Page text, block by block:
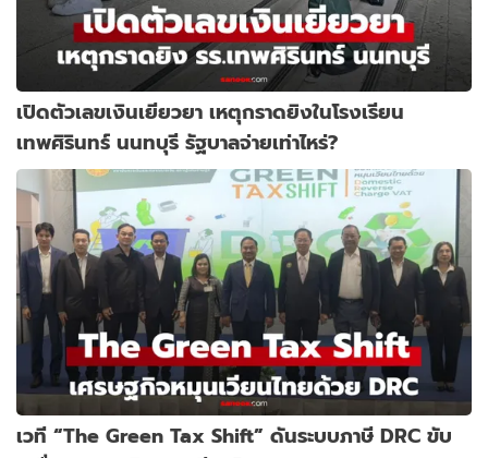
เปิดตัวเลขเงินเยียวยา เหตุกราดยิงในโรงเรียน
เทพศิรินทร์ นนทบุรี รัฐบาลจ่ายเท่าไหร่?
เวที “The Green Tax Shift” ดันระบบภาษี DRC ขับ